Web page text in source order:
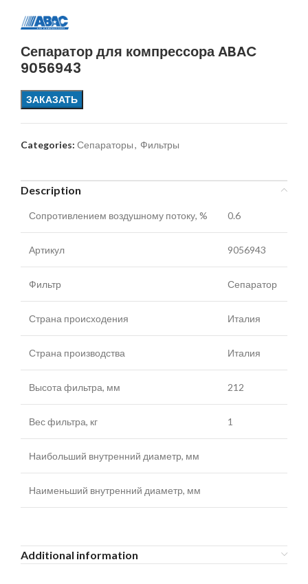
Сепаратор для компрессора ABAC
9056943
ЗАКАЗАТЬ
Categories: Сепараторы, Фильтры
Description
Сопротивлением воздушному потоку, % 0.6
Артикул 9056943
Фильтр Сепаратор
Страна происходения Италия
Страна производства Италия
Высота фильтра, мм 212
Вес фильтра, кг 1
Наибольший внутренний диаметр, мм
Наименьший внутренний диаметр, мм
Additional information